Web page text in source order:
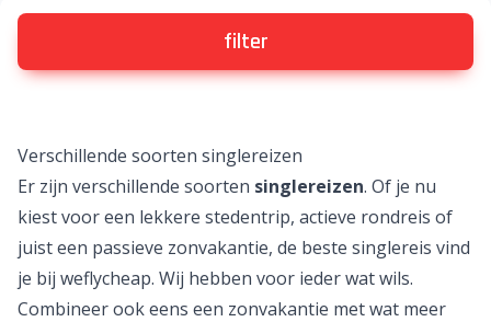
filter
Verschillende soorten singlereizen
Er zijn verschillende soorten singlereizen. Of je nu
kiest voor een lekkere stedentrip, actieve rondreis of
juist een passieve zonvakantie, de beste singlereis vind
je bij weflycheap. Wij hebben voor ieder wat wils.
Combineer ook eens een zonvakantie met wat meer